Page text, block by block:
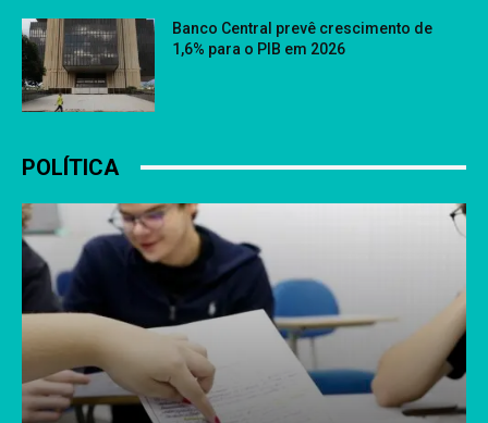
Banco Central prevê crescimento de
1,6% para o PIB em 2026
POLÍTICA